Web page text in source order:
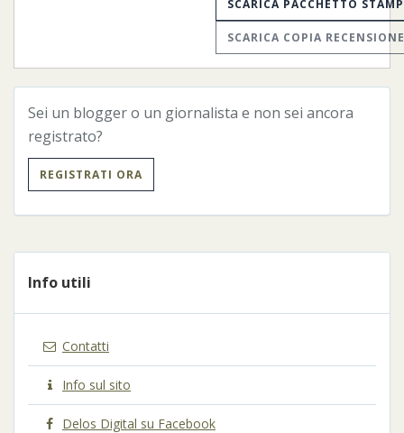
SCARICA PACCHETTO
SCARICA COPIA RECENSIONE
Sei un blogger o un giornalista e non sei ancora
registrato?
REGISTRATI ORA
Info utili
Contatti
Info sul sito
Delos Digital su Facebook